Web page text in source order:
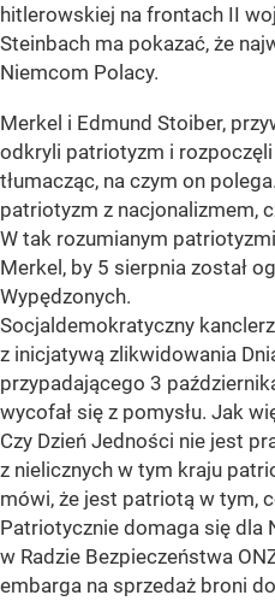
hitlerowskiej na frontach II
Steinbach ma pokazać, że
Niemcom Polacy.
Merkel i Edmund Stoiber,
odkryli patriotyzm i
tłumacząc, na czym on
patriotyzm z nacjonalizmem,
W tak rozumianym
Merkel, by 5 sierpnia został
Wypędzonych.
Socjaldemokratyczny
z inicjatywą zlikwidowania
przypadającego 3
wycofał się z pomysłu. Jak
Czy Dzień Jedności nie jest
z nielicznych w tym kraju
mówi, że jest patriotą w tym,
Patriotycznie domaga się dla
w Radzie Bezpieczeństwa
embarga na sprzedaż broni